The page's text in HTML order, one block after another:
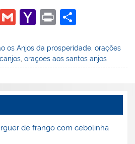
T
G
ai
l
Y
h
o
M
ai
l
Pr
t
ar
e
os Anjos da prosperidade ,orações
,oraçoes aos santos anjos
de frango com cebolinha